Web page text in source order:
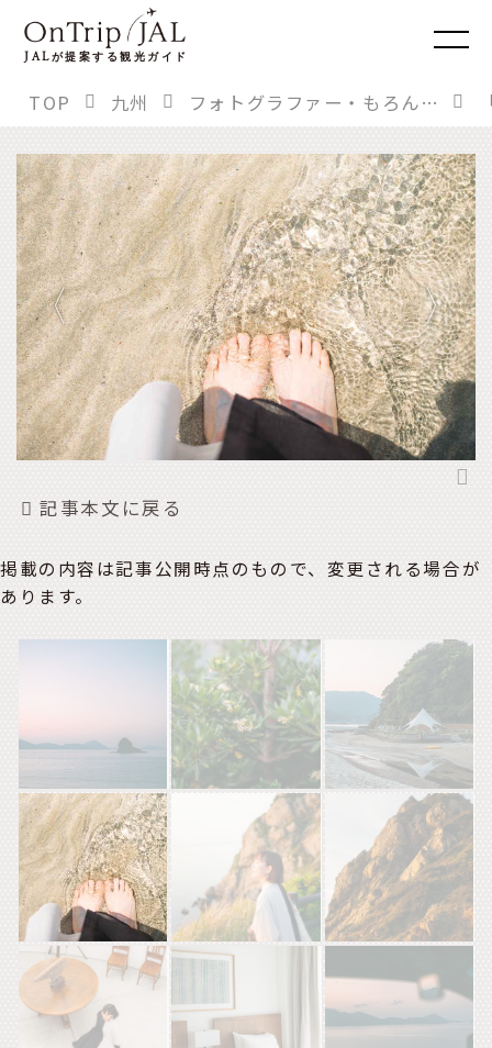
JALが提案する観光ガイド
TOP 九州 フォトグラファー・もろんのんさんに聞く。「もう一度行きたい！」あの旅先
記事本文に戻る
掲載の内容は記事公開時点のもので、変更される場合が
あります。